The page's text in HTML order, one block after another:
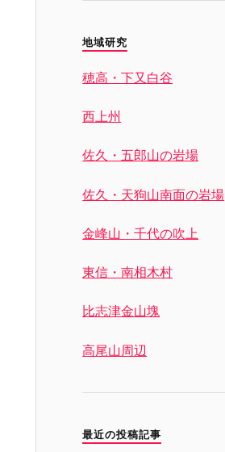
地域研究
穂高・下又白谷
西上州
佐久・五郎山の岩場
佐久・天狗山南面の岩場
金峰山・千代の吹上
東信・南相木村
比志津金山塊
高尾山周辺
最近の投稿記事